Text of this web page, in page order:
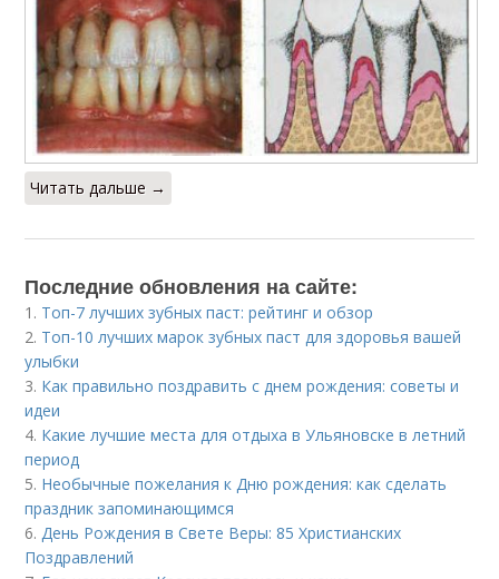
Читать дальше →
Последние обновления на сайте:
1. Топ-7 лучших зубных паст: рейтинг и обзор
2. Топ-10 лучших марок зубных паст для здоровья вашей
улыбки
3. Как правильно поздравить с днем рождения: советы и
идеи
4. Какие лучшие места для отдыха в Ульяновске в летний
период
5. Необычные пожелания к Дню рождения: как сделать
праздник запоминающимся
6. День Рождения в Свете Веры: 85 Христианских
Поздравлений